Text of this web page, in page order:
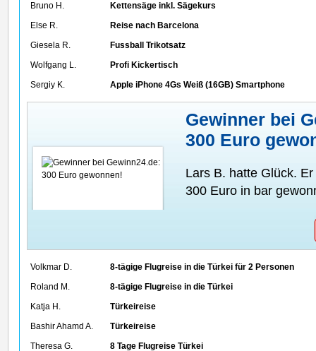
Bruno H.
Kettensäge inkl. Sägekurs
Else R.
Reise nach Barcelona
Giesela R.
Fussball Trikotsatz
Wolfgang L.
Profi Kickertisch
Sergiy K.
Apple iPhone 4Gs Weiß (16GB) Smartphone
Gewinner bei
300 Euro
Lars B. hatte Glück.
300 Euro in bar
Volkmar D.
8-tägige Flugreise in die Türkei für 2 Personen
Roland M.
8-tägige Flugreise in die Türkei
Katja H.
Türkeireise
Bashir Ahamd A.
Türkeireise
Theresa G.
8 Tage Flugreise Türkei